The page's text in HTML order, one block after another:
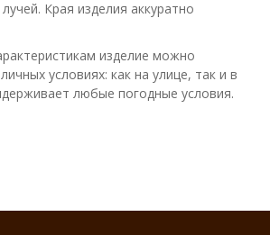
Края изделия аккуратно
изделие можно
условиях: как на улице, так и в
любые погодные условия.